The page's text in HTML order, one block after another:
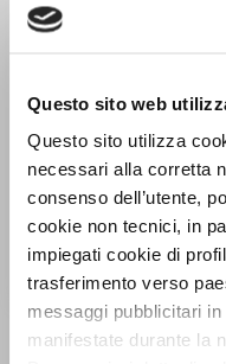
Questo sito web
Questo sito utilizza
necessari alla corretta
consenso dell’utente,
cookie non tecnici, in
impiegati cookie di
trasferimento verso
messaggi pubblicitari
manifestate durante la
Il tradimento di
Isengard